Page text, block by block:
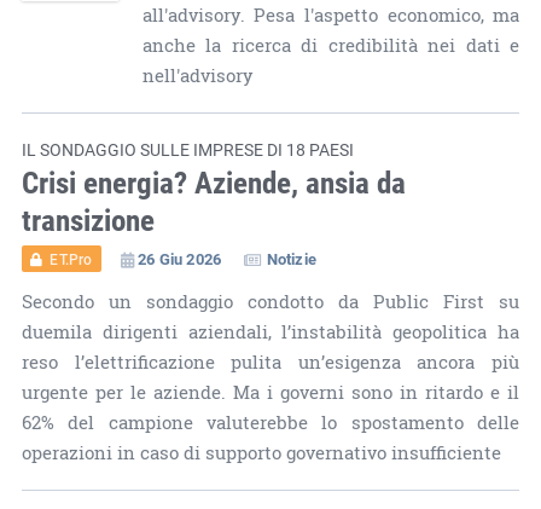
all'advisory. Pesa l'aspetto economico, ma
anche la ricerca di credibilità nei dati e
nell'advisory
IL SONDAGGIO SULLE IMPRESE DI 18 PAESI
Crisi energia? Aziende, ansia da
transizione
ET.Pro 26 Giu 2026 Notizie
Secondo un sondaggio condotto da Public First su
duemila dirigenti aziendali, l’instabilità geopolitica ha
reso l’elettrificazione pulita un’esigenza ancora più
urgente per le aziende. Ma i governi sono in ritardo e il
62% del campione valuterebbe lo spostamento delle
operazioni in caso di supporto governativo insufficiente